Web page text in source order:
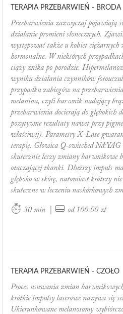
TERAPIA PRZEBARWIEŃ - BRODA
Przebarwienia zazwyczaj pojawiają
działanie promieni słonecznych.
występować także u kobiet
hormonalne. W niektórych
ciąży znika po porodzie.
wyniku działania czynników
przypadku zabiegów na
melanina, czyli barwnik nadający
przebarwienia docierają do głębokich
pozytywne rezultaty nawet przy
właściwej). Parametry X-Lase
terapię. Głowica Q-switched
skutecznie leczy zmiany barwnikowe
otaczającej tkanki. Dłuższy impuls
głęboko w skórę, natomiast krótszy
skuteczne w leczeniu naskórkowych
30 min od 100.00 zł
TERAPIA PRZEBARWIEŃ - CZOŁO
Proces usuwania zmian
krótkie impulsy laserowe nazywa się
Ukierunkowane melanosomy